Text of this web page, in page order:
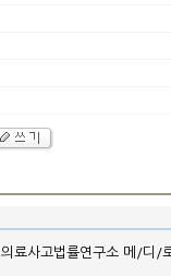
의료사고법률연구소 메/디/